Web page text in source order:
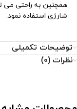
همچنین به راحتی می
شارژی استفاده نمود.
توضیحات تکمیلی
نظرات (0)